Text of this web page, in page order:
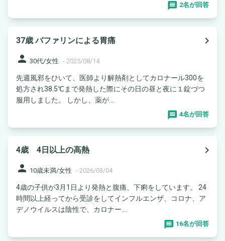
2名が回答
37歳 バファリンによる胃痛
navigate_next
person 30代/女性 - 2025/08/14
先週風邪をひいて、医師より解熱剤としてカロナール300を
処方され38.5℃まで発熱した際にその日の昼と夜に１錠づつ
服用しました。 しかし、薬が...
4名が回答
4歳 4日以上の高熱
navigate_next
person 10歳未満/女性 - 2026/03/04
4歳の子供が3月1日より発熱と腹痛、下痢をしています。 24
時間以上経ってから受診をしてインフルエンザ、コロナ、ア
デノウイルスは陰性で、カロナー...
16名が回答